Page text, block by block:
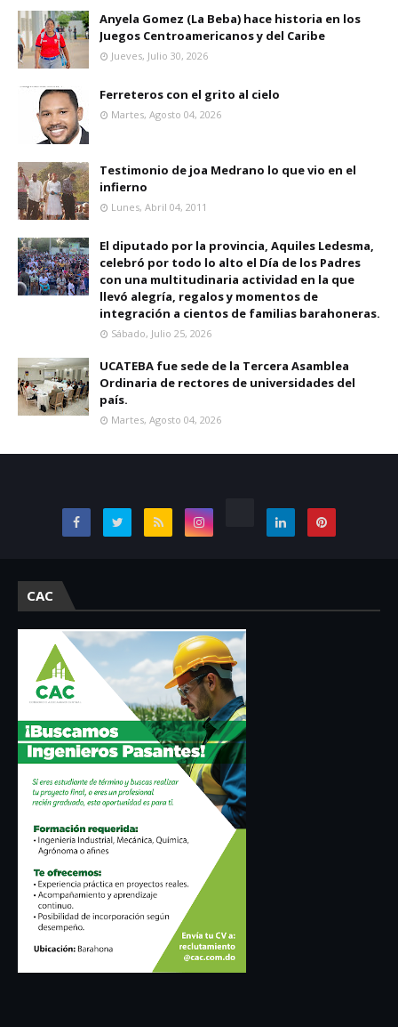
Anyela Gomez (La Beba) hace historia en los
Juegos Centroamericanos y del Caribe
Jueves, Julio 30, 2026
Ferreteros con el grito al cielo
Martes, Agosto 04, 2026
Testimonio de joa Medrano lo que vio en el
infierno
Lunes, Abril 04, 2011
El diputado por la provincia, Aquiles Ledesma,
celebró por todo lo alto el Día de los Padres
con una multitudinaria actividad en la que
llevó alegría, regalos y momentos de
integración a cientos de familias barahoneras.
Sábado, Julio 25, 2026
UCATEBA fue sede de la Tercera Asamblea
Ordinaria de rectores de universidades del
país.
Martes, Agosto 04, 2026
CAC